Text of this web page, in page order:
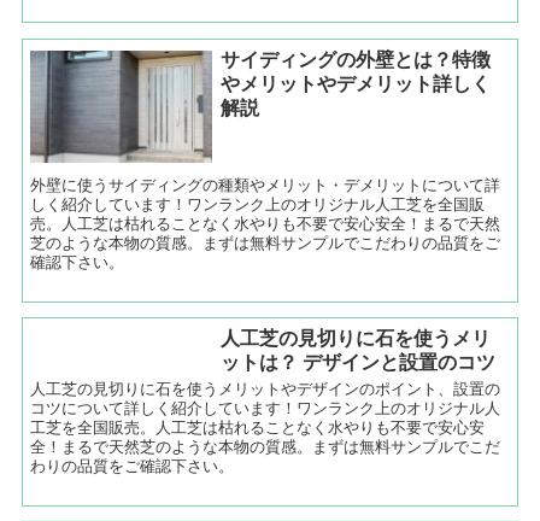
サイディングの外壁とは？特徴
やメリットやデメリット詳しく
解説
外壁に使うサイディングの種類やメリット・デメリットについて詳
しく紹介しています！ワンランク上のオリジナル人工芝を全国販
売。人工芝は枯れることなく水やりも不要で安心安全！まるで天然
芝のような本物の質感。まずは無料サンプルでこだわりの品質をご
確認下さい。
人工芝の見切りに石を使うメリ
ットは？ デザインと設置のコツ
人工芝の見切りに石を使うメリットやデザインのポイント、設置の
コツについて詳しく紹介しています！ワンランク上のオリジナル人
工芝を全国販売。人工芝は枯れることなく水やりも不要で安心安
全！まるで天然芝のような本物の質感。まずは無料サンプルでこだ
わりの品質をご確認下さい。